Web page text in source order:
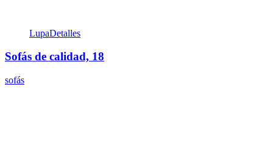
LupaDetalles
Sofás de calidad, 18
sofás